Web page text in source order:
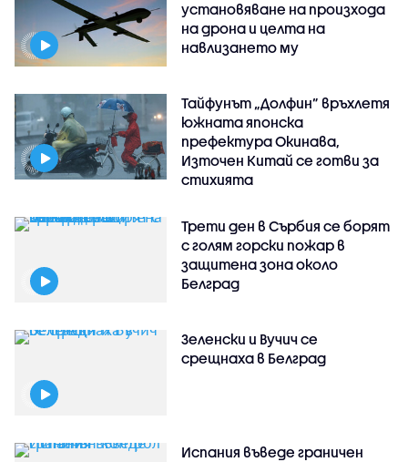
установяване на произхода
на дрона и целта на
навлизането му
Тайфунът „Долфин” връхлетя
южната японска
префектура Окинава,
Източен Китай се готви за
стихията
Трети ден в Сърбия се борят
с голям горски пожар в
защитена зона около
Белград
Зеленски и Вучич се
срещнаха в Белград
Испания въведе граничен